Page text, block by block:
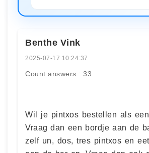
Benthe Vink
2025-07-17 10:24:37
Count answers : 33
Wil je pintxos bestellen als
Vraag dan een bordje aan de
zelf un, dos, tres pintxos en